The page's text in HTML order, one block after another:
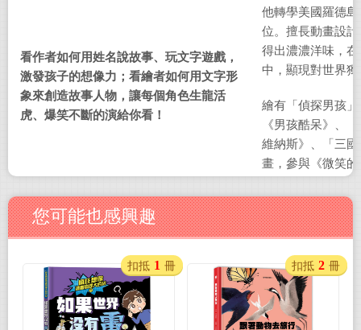
看作者如何用姓名說故事、玩文字遊戲，
激發孩子的想像力；看繪者如何用文字形
象來創造故事人物，讓每個角色生龍活
虎、爆笑不斷的演給你看！
他轉學美國羅德
位。擅長動畫設
得出濃濃洋味，
中，顯現對世界
繪有「偵探男孩
《男孩酷呆》、
維納斯》、「三
畫，參與《微笑
計的「環保小英
列卡通榮獲新加
您可能也感興趣
扣抵 1 冊 扣抵 2 冊